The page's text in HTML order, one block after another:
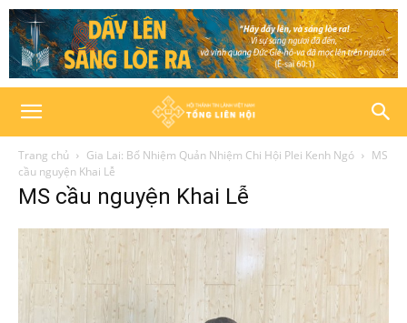
Trang chủ Gia Lai: Bổ Nhiệm Quản Nhiệm Chi Hội Plei Kenh Ngó
MS
cầu nguyện Khai Lễ
MS cầu nguyện Khai Lễ